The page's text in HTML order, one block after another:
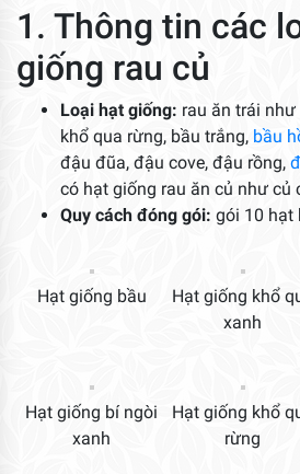
1. Thông tin các
giống rau củ
Loại hạt giống: rau ăn trái như
khổ qua rừng, bầu trắng, bầu
đậu đũa, đậu cove, đậu rồng,
có hạt giống rau ăn củ như củ
Quy cách đóng gói: gói 10 hạt
Hạt giống bầu
Hạt giống khổ
xanh
Hạt giống bí ngòi
xanh
Hạt giống khổ
rừng